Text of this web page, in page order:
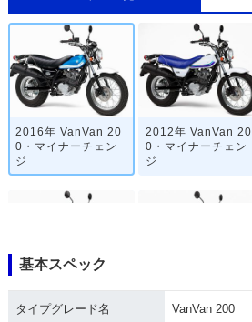
2016年 VanVan 20
0・マイナーチェン
ジ
2012年 VanVan 20
0・マイナーチェン
ジ
0・カラーチェンジ
0・カラーチェンジ
基本スペック
タイプグレード名 VanVan 200